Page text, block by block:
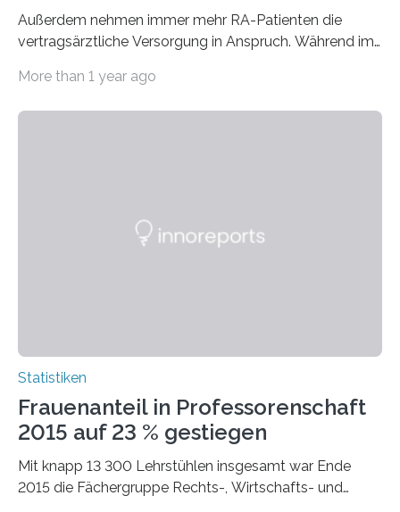
Außerdem nehmen immer mehr RA-Patienten die
vertragsärztliche Versorgung in Anspruch. Während im
More than 1 year ago
Statistiken
Frauenanteil in Professorenschaft
2015 auf 23 % gestiegen
Mit knapp 13 300 Lehrstühlen insgesamt war Ende
2015 die Fächergruppe Rechts-, Wirtschafts- und